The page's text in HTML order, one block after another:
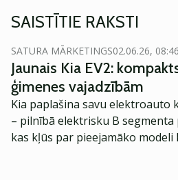
SAISTĪTIE RAKSTI
SATURA MĀRKETINGS02.06.26, 08:46
Jaunais Kia EV2:
ģimenes vajadzībām
Kia paplašina savu elektroauto
– pilnībā elektrisku B
kas kļūs par pieejamāko